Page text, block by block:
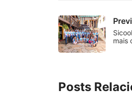
mais
Posts